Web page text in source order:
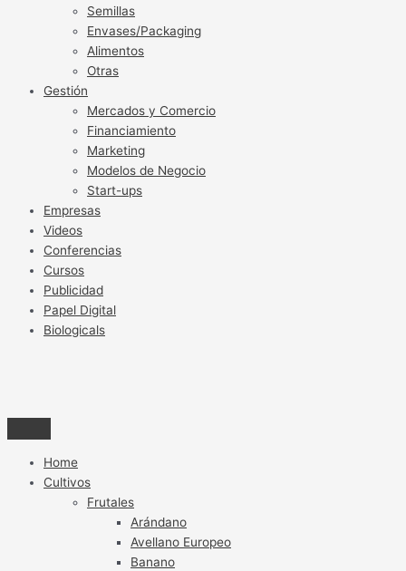
Semillas
Envases/Packaging
Alimentos
Otras
Gestión
Mercados y Comercio
Financiamiento
Marketing
Modelos de Negocio
Start-ups
Empresas
Videos
Conferencias
Cursos
Publicidad
Papel Digital
Biologicals
Home
Cultivos
Frutales
Arándano
Avellano Europeo
Banano